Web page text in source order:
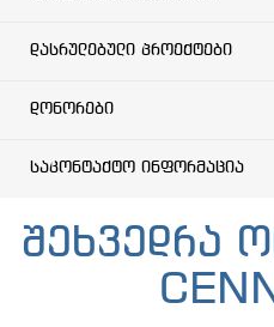
დასრულებული პროექტები
დონორები
საკონტაქტო ინფორმაცია
შეხვედრა